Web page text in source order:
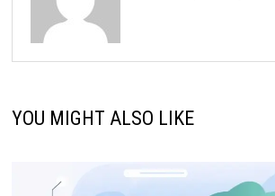
YOU MIGHT ALSO LIKE